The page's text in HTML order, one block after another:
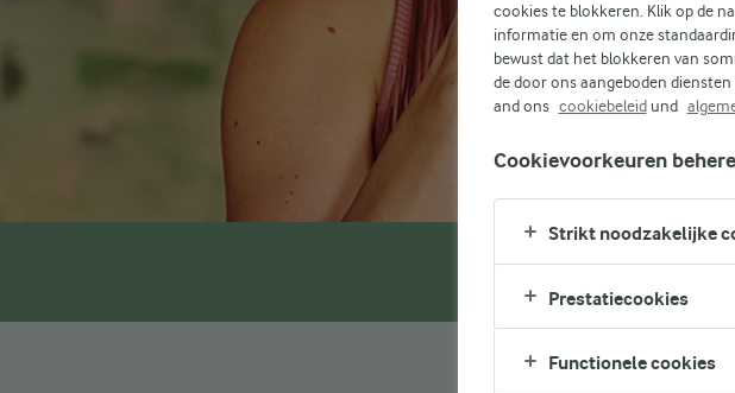
Lekker
cookies te blokkeren. Klik op de
informatie en om onze
bewust dat het blokkeren van
de door ons aangeboden
and ons cookiebeleidund
Cookievoorkeuren
Strikt noodzakelijke
Prestatiecookies
Functionele cookies